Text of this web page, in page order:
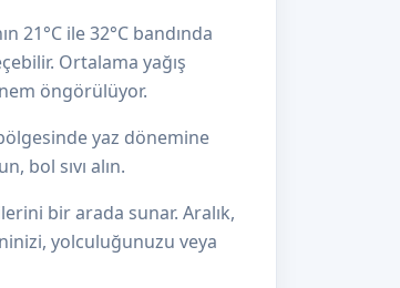
21°C ile 32°C bandında
Ortalama yağış
öngörülüyor.
yaz dönemine
bol sıvı alın.
bir arada sunar. Aralık,
yolculuğunuzu veya